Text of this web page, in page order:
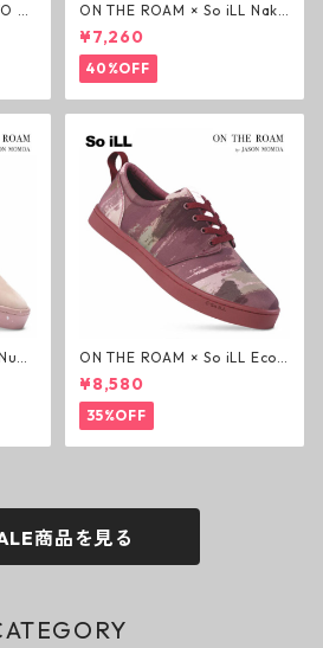
SC
プ
ON THE ROAM × So iLL Nako
a Tee Tシャツ ウルフブラック
オンザローム ジェイソンモモ
ア OTR ビンテージ加工
¥7,260
40%OFF
ザ
ON THE ROAM × So iLL Eco
Camo Wino ライフスタイル
シューズ カモ オンザローム ジ
ェイソンモモア OTR スニーカ
ー
¥8,580
35%OFF
商品を見る